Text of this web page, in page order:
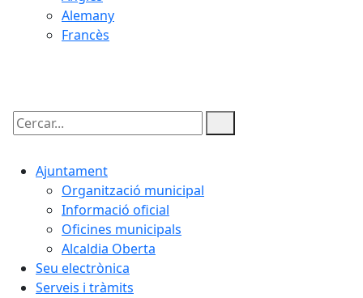
Alemany
Francès
Cercar:
Ajuntament
Organització municipal
Informació oficial
Oficines municipals
Alcaldia Oberta
Seu electrònica
Serveis i tràmits